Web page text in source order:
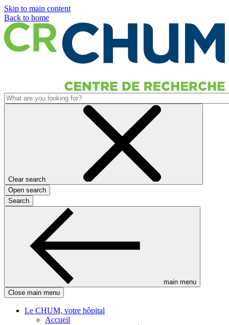
Skip to main content
Back to home
Clear search
Open search
Search
main menu
Close main menu
Le CHUM, votre hôpital
Accueil